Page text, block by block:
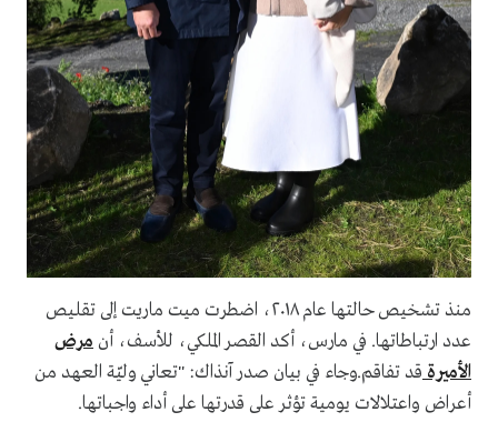
منذ تشخيص حالتها عام ٢٠١٨، اضطرت ميت ماريت إلى تقليص
عدد ارتباطاتها. في مارس، أكد القصر الملكي، للأسف، أن مرض
الأميرةقد تفاقم.وجاء في بيان صدر آنذاك: "تعاني وليّة العهد من
أعراض واعتلالات يومية تؤثر على قدرتها على أداء واجباتها.